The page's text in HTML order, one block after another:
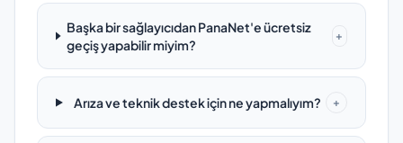
Başka bir sağlayıcıdan PanaNet'e ücretsiz
geçiş yapabilir miyim?
+
Arıza ve teknik destek için ne yapmalıyım? +